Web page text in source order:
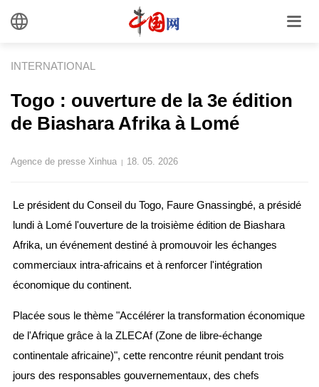
INTERNATIONAL
Togo : ouverture de la 3e édition
de Biashara Afrika à Lomé
Agence de presse Xinhua | 18. 05. 2026
Le président du Conseil du Togo, Faure Gnassingbé, a présidé
lundi à Lomé l'ouverture de la troisième édition de Biashara
Afrika, un événement destiné à promouvoir les échanges
commerciaux intra-africains et à renforcer l'intégration
économique du continent.
Placée sous le thème "Accélérer la transformation économique
de l'Afrique grâce à la ZLECAf (Zone de libre-échange
continentale africaine)", cette rencontre réunit pendant trois
jours des responsables gouvernementaux, des chefs